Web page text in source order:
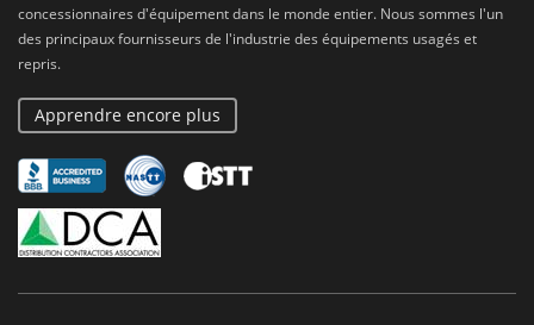
concessionnaires d'équipement dans le monde entier. Nous sommes l'un
des principaux fournisseurs de l'industrie des équipements usagés et
repris.
Apprendre encore plus